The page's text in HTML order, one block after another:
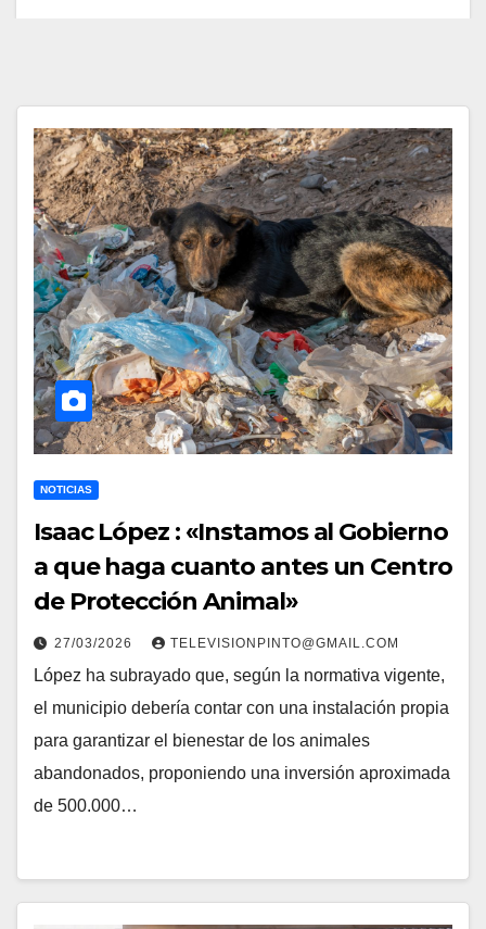
NOTICIAS
Isaac López : «Instamos al Gobierno
a que haga cuanto antes un Centro
de Protección Animal»
27/03/2026 TELEVISIONPINTO@GMAIL.COM
López ha subrayado que, según la normativa vigente,
el municipio debería contar con una instalación propia
para garantizar el bienestar de los animales
abandonados, proponiendo una inversión aproximada
de 500.000…